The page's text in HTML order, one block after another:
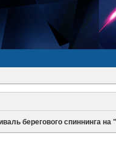
берегового спиннинга